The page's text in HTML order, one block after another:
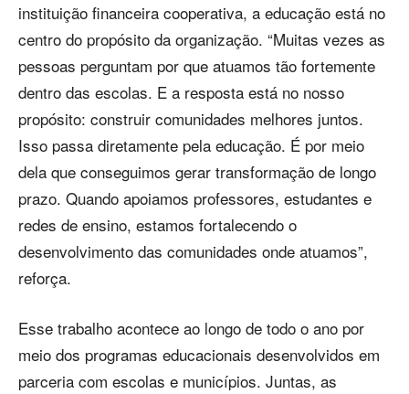
instituição financeira cooperativa, a educação está no
centro do propósito da organização. “Muitas vezes as
pessoas perguntam por que atuamos tão fortemente
dentro das escolas. E a resposta está no nosso
propósito: construir comunidades melhores juntos.
Isso passa diretamente pela educação. É por meio
dela que conseguimos gerar transformação de longo
prazo. Quando apoiamos professores, estudantes e
redes de ensino, estamos fortalecendo o
desenvolvimento das comunidades onde atuamos”,
reforça.
Esse trabalho acontece ao longo de todo o ano por
meio dos programas educacionais desenvolvidos em
parceria com escolas e municípios. Juntas, as